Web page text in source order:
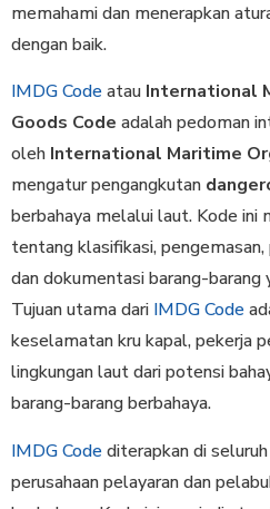
memahami dan menerapkan
dengan baik.
IMDG Codeatau International
Goods Code adalah pedoman
oleh International Maritime
mengatur pengangkutan
berbahaya melalui laut. Kode ini
tentang klasifikasi,
dan dokumentasi barang-barang
Tujuan utama dari IMDG Code
keselamatan kru kapal, pekerja
lingkungan laut dari potensi
barang-barang berbahaya.
IMDG Codediterapkan di
perusahaan pelayaran dan